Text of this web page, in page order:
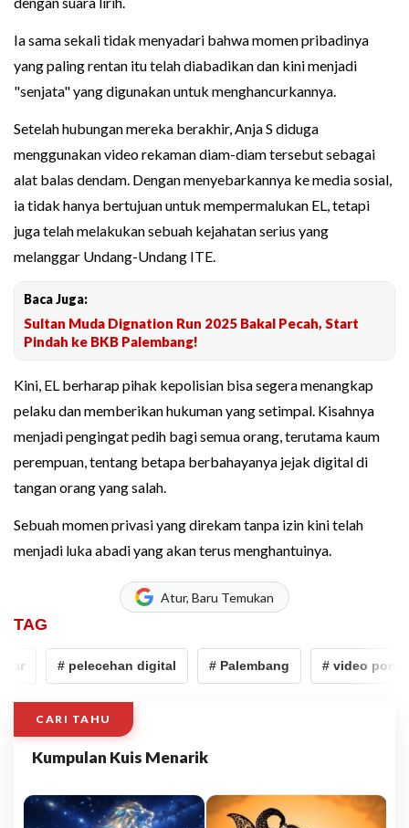
Ia sama sekali tidak menyadari bahwa momen pribadinya
yang paling rentan itu telah diabadikan dan kini menjadi
"senjata" yang digunakan untuk menghancurkannya.
Setelah hubungan mereka berakhir, Anja S diduga
menggunakan video rekaman diam-diam tersebut sebagai
alat balas dendam. Dengan menyebarkannya ke media sosial,
ia tidak hanya bertujuan untuk mempermalukan EL, tetapi
juga telah melakukan sebuah kejahatan serius yang
melanggar Undang-Undang ITE.
Baca Juga:
Sultan Muda Dignation Run 2025 Bakal Pecah, Start
Pindah ke BKB Palembang!
Kini, EL berharap pihak kepolisian bisa segera menangkap
pelaku dan memberikan hukuman yang setimpal. Kisahnya
menjadi pengingat pedih bagi semua orang, terutama kaum
perempuan, tentang betapa berbahayanya jejak digital di
tangan orang yang salah.
Sebuah momen privasi yang direkam tanpa izin kini telah
menjadi luka abadi yang akan terus menghantuinya.
Atur, Baru Temukan
TAG
# pelecehan digital # Palembang # video porno
CARI TAHU
Kumpulan Kuis Menarik